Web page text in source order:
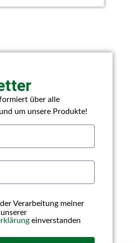
über alle
um unsere Produkte!
Verarbeitung meiner
einverstanden